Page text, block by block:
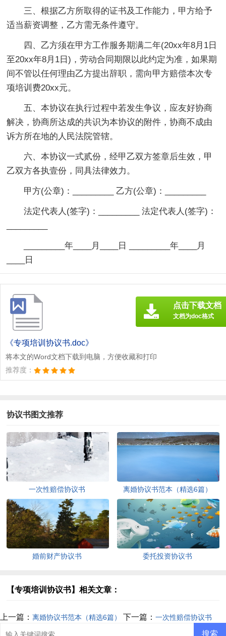
三、根据乙方所取得的证书及工作能力，甲方给予
适当薪资调整，乙方需无条件遵守。
四、乙方须在甲方工作服务期满二年(20xx年8月1日
至20xx年8月1日)，劳动合同期限以此约定为准，如果期
间不管以任何理由乙方提出辞职，需向甲方赔偿本次专
项培训费20xx元。
五、本协议在执行过程中若发生争议，应友好协商
解决，协商所达成的共识为本协议的附件，协商不成由
诉方所在地的人民法院管辖。
六、本协议一式贰份，经甲乙双方签章后生效，甲
乙双方各执壹份，同具法律效力。
甲方(公章)：_________ 乙方(公章)：_________
法定代表人(签字)：_________ 法定代表人(签字)：
_________年____月____日 _________年____月
____日
《专项培训协议书.doc》
将本文的Word文档下载到电脑，方便收藏和打印
推荐度：
点击下载文档
文档为doc格式
协议书图文推荐
一次性赔偿协议书 离婚协议书范本（精选6篇）
婚前财产协议书 委托投资协议书
【专项培训协议书】相关文章：
上一篇： 离婚协议书范本（精选6篇） 下一篇： 一次性赔偿协议书